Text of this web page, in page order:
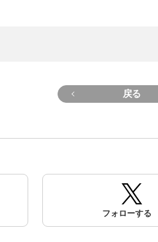
戻る
フォローする